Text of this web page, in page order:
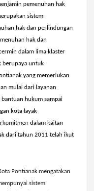
pemenuhan hak
sistem
hak dan perlindungan
hak dan
dalam lima klaster
berupaya untuk
yang memerlukan
mulai dari layanan
bantuan hukum sampai
kota layak
dalam kaitan
dari tahun 2011 telah ikut
Pontianak mengatakan
sistem